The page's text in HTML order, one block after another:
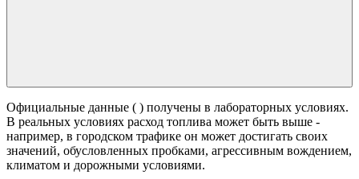
Официальные данные ( ) получены в лабораторных условиях.
В реальных условиях расход топлива может быть выше -
например, в городском трафике он может достигать своих
значений, обусловленных пробками, агрессивным вождением,
климатом и дорожными условиями.